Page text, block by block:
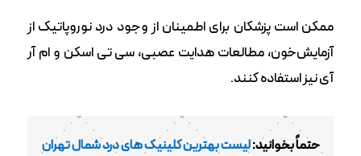
ممکن است پزشکان برای اطمینان از وجود درد نوروپاتیک از
آزمایش‌خون، مطالعات هدایت عصبی،‌ سی تی اسکن و ام آر
آی نیز استفاده کنند.
حتماً بخوانید:لیست بهترین کلینیک های درد شمال تهران